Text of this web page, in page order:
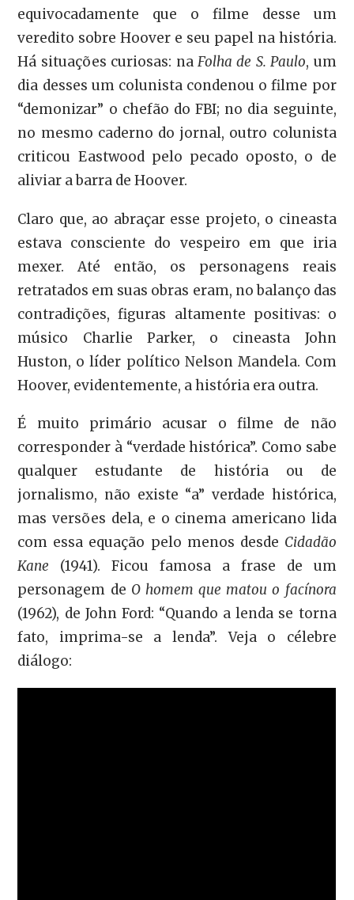
equivocadamente que o filme desse um
veredito sobre Hoover e seu papel na história.
Há situações curiosas: na Folha de S. Paulo, um
dia desses um colunista condenou o filme por
“demonizar” o chefão do FBI; no dia seguinte,
no mesmo caderno do jornal, outro colunista
criticou Eastwood pelo pecado oposto, o de
aliviar a barra de Hoover.
Claro que, ao abraçar esse projeto, o cineasta
estava consciente do vespeiro em que iria
mexer. Até então, os personagens reais
retratados em suas obras eram, no balanço das
contradições, figuras altamente positivas: o
músico Charlie Parker, o cineasta John
Huston, o líder político Nelson Mandela. Com
Hoover, evidentemente, a história era outra.
É muito primário acusar o filme de não
corresponder à “verdade histórica”. Como sabe
qualquer estudante de história ou de
jornalismo, não existe “a” verdade histórica,
mas versões dela, e o cinema americano lida
com essa equação pelo menos desde Cidadão
Kane (1941). Ficou famosa a frase de um
personagem de O homem que matou o facínora
(1962), de John Ford: “Quando a lenda se torna
fato, imprima-se a lenda”. Veja o célebre
diálogo: